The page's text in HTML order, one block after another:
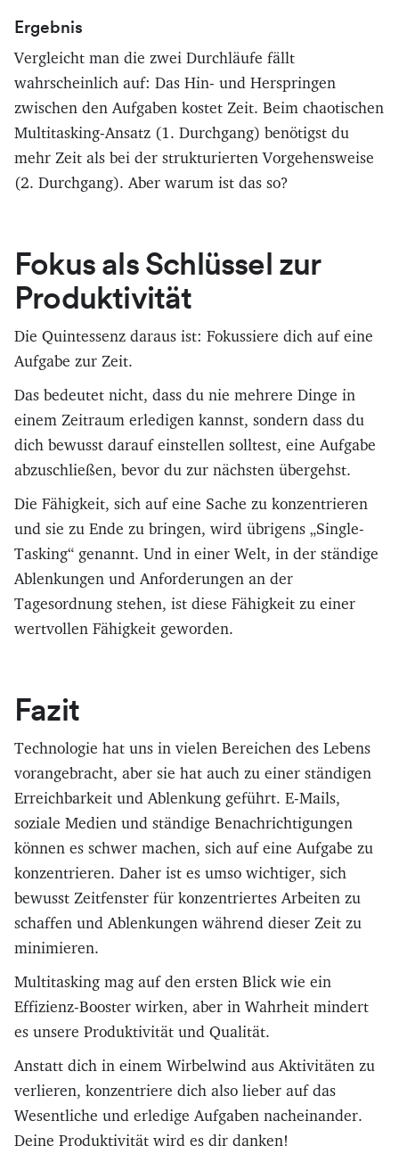
Ergebnis
Vergleicht man die zwei Durchläufe fällt
wahrscheinlich auf: Das Hin- und Herspringen
zwischen den Aufgaben kostet Zeit. Beim chaotischen
Multitasking-Ansatz (1. Durchgang) benötigst du
mehr Zeit als bei der strukturierten Vorgehensweise
(2. Durchgang). Aber warum ist das so?
Fokus als Schlüssel zur
Produktivität
Die Quintessenz daraus ist: Fokussiere dich auf eine
Aufgabe zur Zeit.
Das bedeutet nicht, dass du nie mehrere Dinge in
einem Zeitraum erledigen kannst, sondern dass du
dich bewusst darauf einstellen solltest, eine Aufgabe
abzuschließen, bevor du zur nächsten übergehst.
Die Fähigkeit, sich auf eine Sache zu konzentrieren
und sie zu Ende zu bringen, wird übrigens „Single-
Tasking“ genannt. Und in einer Welt, in der ständige
Ablenkungen und Anforderungen an der
Tagesordnung stehen, ist diese Fähigkeit zu einer
wertvollen Fähigkeit geworden.
Fazit
Technologie hat uns in vielen Bereichen des Lebens
vorangebracht, aber sie hat auch zu einer ständigen
Erreichbarkeit und Ablenkung geführt. E-Mails,
soziale Medien und ständige Benachrichtigungen
können es schwer machen, sich auf eine Aufgabe zu
konzentrieren. Daher ist es umso wichtiger, sich
bewusst Zeitfenster für konzentriertes Arbeiten zu
schaffen und Ablenkungen während dieser Zeit zu
minimieren.
Multitasking mag auf den ersten Blick wie ein
Effizienz-Booster wirken, aber in Wahrheit mindert
es unsere Produktivität und Qualität.
Anstatt dich in einem Wirbelwind aus Aktivitäten zu
verlieren, konzentriere dich also lieber auf das
Wesentliche und erledige Aufgaben nacheinander.
Deine Produktivität wird es dir danken!